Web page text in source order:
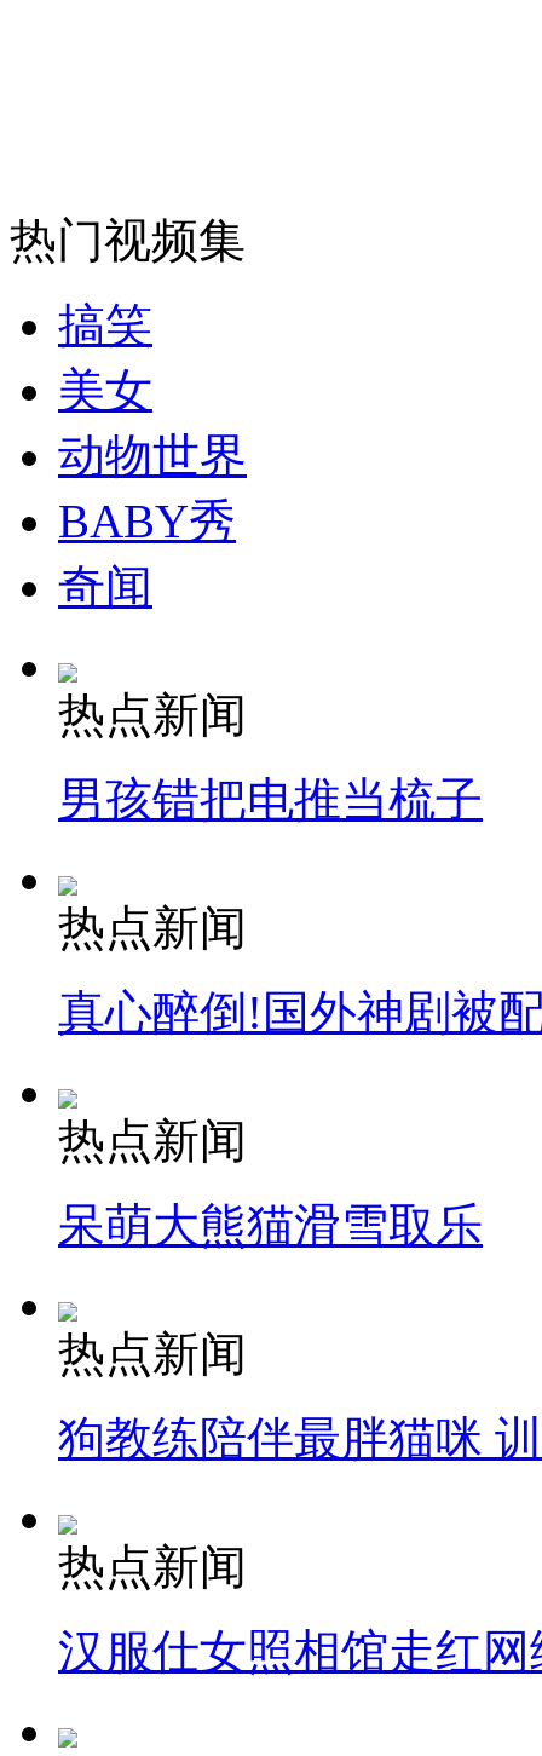
司机酒驾遇交警 急速倒车逃窜
热门视频集
搞笑
美女
动物世界
BABY秀
奇闻
热点新闻
男孩错把电推当梳子
热点新闻
真心醉倒!国外神剧被
热点新闻
呆萌大熊猫滑雪取乐
热点新闻
狗教练陪伴最胖猫咪
热点新闻
汉服仕女照相馆走红网